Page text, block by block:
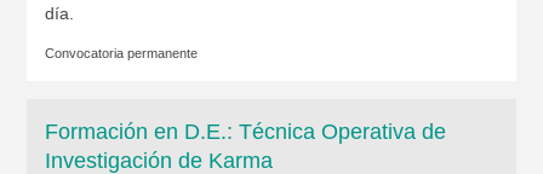
día.
Convocatoria permanente
Formación en D.E.: Técnica Operativa de
Investigación de Karma